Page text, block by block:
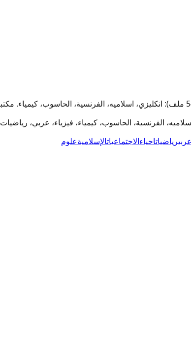
الفرنسية، الحاسوب، كيمياء، فيزياء، عربي، رياضيات
عربيرياضياتاحياءالاجتماعياتالإسلاميةعلوم